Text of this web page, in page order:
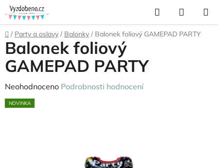
Přejít
na
obsah
Hledat
KOŠÍK
Domů
/ Party a oslavy / Balonky / Balonek foliový GAMEPAD PARTY
Balonek foliový
GAMEPAD PARTY
Průměrné
hodnocení
Neohodnoceno Podrobnosti hodnocení
NOVINKA